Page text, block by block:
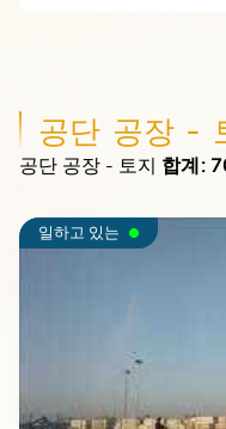
공단 공장 -
공단 공장 - 토지 합계:
일하고 있는